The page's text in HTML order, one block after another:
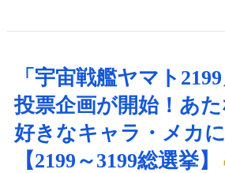
「宇宙戦艦ヤマト
投票企画が開始！あ
好きなキャラ・メカ
【2199～3199総選挙】